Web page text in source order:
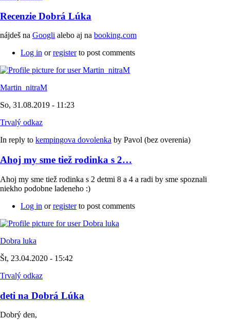
Recenzie Dobrá Lúka
nájdeš na Googli alebo aj na booking.com
Log in orregisterto post comments
Martin_nitraM
So, 31.08.2019 - 11:23
Trvalý odkaz
In reply to kempingova dovolenka by Pavol (bez overenia)
Ahoj my sme tiež rodinka s 2…
Ahoj my sme tiež rodinka s 2 detmi 8 a 4 a radi by sme spoznali
niekho podobne ladeneho :)
Log in orregisterto post comments
Dobra luka
Št, 23.04.2020 - 15:42
Trvalý odkaz
deti na Dobrá Lúka
Dobrý den,